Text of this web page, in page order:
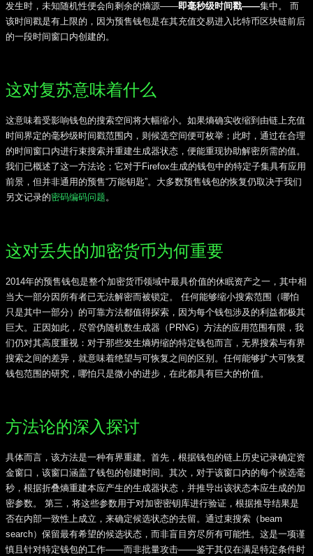
发生时，未知随机性便会向剩余的熵源——即毫秒级时间戳——集中。 而
该时间戳是有上限的，因为预售钱包是在其充值交易进入比特币区块链前后
的一段时间窗口内创建的。
这对复苏意味着什么
这意味着受影响钱包的搜索空间将大幅缩小。如果熵确实收缩到由链上充值
时间界定的毫秒级时间戳范围内，则候选空间便可枚举；此时，通过在合理
的时间窗口内进行束搜索并重建生成器状态，便能重现协助解密所需的值。
我们已概述了这一方法论；它对于Firefox生成的钱包中的特定子集具有应用
前景，但并非通用的预售“万能钥匙”。大多数预售钱包的恢复仍取决于我们
另文记录的密码编码问题。
这对丢失的加密货币为何重要
2014年的预售钱包是整个加密货币领域中最具价值的休眠资产之一，其中相
当大一部分因所有者已无法解密而被锁定。 任何能够缩小搜索范围（哪怕
只是其中一部分）的可靠方法都值得探索，因为每个钱包涉及的利益都极其
巨大。正因如此，尽管伪随机数生成器（PRNG）方法的应用范围有限，我
们仍对其高度重视：对于那些发生熵坍缩的特定钱包而言，无界搜索与有界
搜索之间的差异，就意味着绝望与可恢复之间的区别。任何能够扩大可恢复
钱包范围的研究，哪怕只是微小的进步，在此都具有巨大的价值。
方法论的深入探讨
具体而言，该方法是一种有界重建。首先，根据钱包的链上历史记录确定资
金窗口，该窗口涵盖了钱包的创建时间。其次，对于该窗口内的每个候选毫
秒，根据折叠熵重建本应产生的生成器状态，并推导出该状态本应生成的加
密参数。 第三，将这些参数用于对加密密钥库进行验证，根据推导结果是
否在内部一致性上成立，来确定候选状态的去留。通过束搜索（beam
search）保留最有希望的候选状态，而非盲目穷尽所有可能性。这是一项谨
慎且针对特定钱包的工作——而非批量攻击——鉴于其仅在满足特定条件时